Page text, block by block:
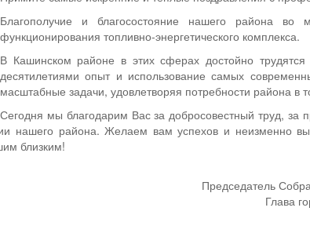
Благополучие и благосостояние нашего района во
функционирования топливно-энергетического комплекса.
В Кашинском районе в этих сферах достойно
десятилетиями опыт и использование самых
масштабные задачи, удовлетворяя потребности района в
Сегодня мы благодарим Вас за добросовестный труд, за
нашего района. Желаем вам успехов и неизменно
близким!
Председатель
Глава